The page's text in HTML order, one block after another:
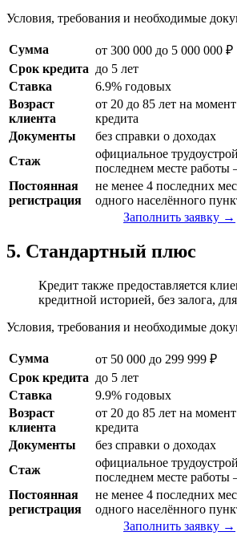
Условия, требования и необходимые
Сумма
от 300 000 до 5 000 000 ₽
Срок кредита до 5 лет
Ставка
6.9% годовых
Возраст
клиента
от 20 до 85 лет на
кредита
Документы
без справки о доходах
Стаж
официальное
последнем месте работы
Постоянная
регистрация
не менее 4 последних
одного населённого
Заполнить заявку →
5. Стандартный плюс
Кредит также предоставляется
кредитной историей, без залога,
Условия, требования и необходимые
Сумма
от 50 000 до 299 999 ₽
Срок кредита до 5 лет
Ставка
9.9% годовых
Возраст
клиента
от 20 до 85 лет на
кредита
Документы
без справки о доходах
Стаж
официальное
последнем месте работы
Постоянная
регистрация
не менее 4 последних
одного населённого
Заполнить заявку →